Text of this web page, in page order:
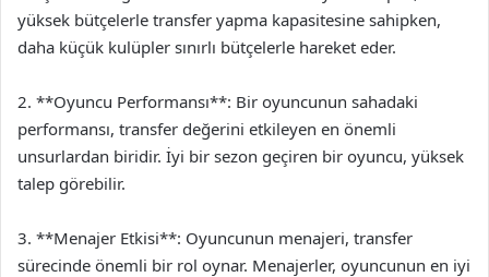
yüksek bütçelerle transfer yapma kapasitesine sahipken,
daha küçük kulüpler sınırlı bütçelerle hareket eder.
2. **Oyuncu Performansı**: Bir oyuncunun sahadaki
performansı, transfer değerini etkileyen en önemli
unsurlardan biridir. İyi bir sezon geçiren bir oyuncu, yüksek
talep görebilir.
3. **Menajer Etkisi**: Oyuncunun menajeri, transfer
sürecinde önemli bir rol oynar. Menajerler, oyuncunun en iyi